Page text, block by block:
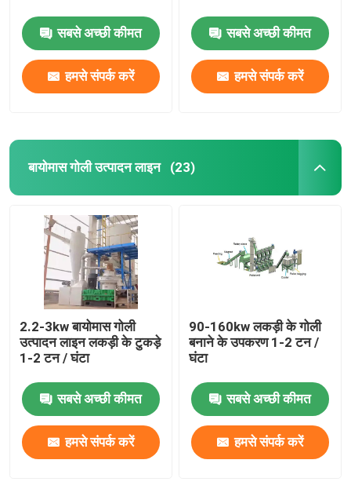
सबसे अच्छी कीमत
हमसे संपर्क करें
सबसे अच्छी कीमत
हमसे संपर्क करें
बायोमास गोली उत्पादन लाइन (23)
2.2-3kw बायोमास गोली
उत्पादन लाइन लकड़ी के टुकड़े
1-2 टन / घंटा
सबसे अच्छी कीमत
हमसे संपर्क करें
90-160kw लकड़ी के गोली
बनाने के उपकरण 1-2 टन /
घंटा
सबसे अच्छी कीमत
हमसे संपर्क करें